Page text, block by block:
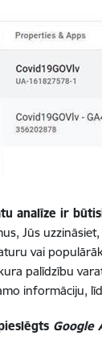
analīze ir
Jūs
vai
palīdzību
informāciju,
Google